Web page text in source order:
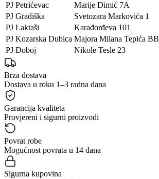
PJ Petrićevac Marije Dimić 7A
PJ Gradiška
Svetozara Markovića 1
PJ Laktaši
Karađorđeva 101
PJ Kozarska Dubica Majora Milana Tepića BB
PJ Doboj
Nikole Tesle 23
Brza dostava
Dostava u roku 1–3 radna dana
Garancija kvaliteta
Provjereni i sigurni proizvodi
Povrat robe
Mogućnost povrata u 14 dana
Sigurna kupovina